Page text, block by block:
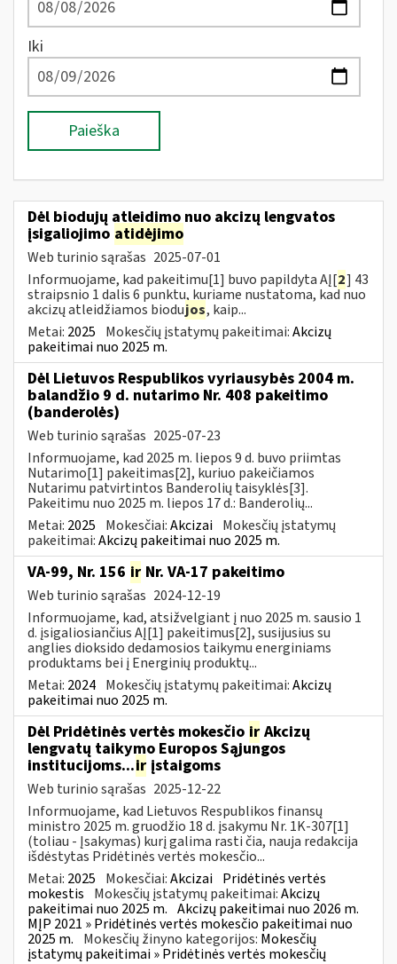
Iki
Paieška
Dėl biodujų atleidimo nuo akcizų lengvatos
įsigaliojimo atidėjimo
Web turinio sąrašas 2025-07-01
Informuojame, kad pakeitimu[1] buvo papildyta AĮ[2] 43
straipsnio 1 dalis 6 punktu, kuriame nustatoma, kad nuo
akcizų atleidžiamos biodujos, kaip...
Metai: 2025 Mokesčių įstatymų pakeitimai:Akcizų
pakeitimai nuo 2025 m.
Dėl Lietuvos Respublikos vyriausybės 2004 m.
balandžio 9 d. nutarimo Nr. 408 pakeitimo
(banderolės)
Web turinio sąrašas 2025-07-23
Informuojame, kad 2025 m. liepos 9 d. buvo priimtas
Nutarimo[1] pakeitimas[2], kuriuo pakeičiamos
Nutarimu patvirtintos Banderolių taisyklės[3].
Pakeitimu nuo 2025 m. liepos 17 d.: Banderolių...
Metai: 2025 Mokesčiai:Akcizai Mokesčių įstatymų
pakeitimai:Akcizų pakeitimai nuo 2025 m.
VA-99, Nr. 156 ir Nr. VA-17 pakeitimo
Web turinio sąrašas 2024-12-19
Informuojame, kad, atsižvelgiant į nuo 2025 m. sausio 1
d. įsigaliosiančius AĮ[1] pakeitimus[2], susijusius su
anglies dioksido dedamosios taikymu energiniams
produktams bei į Energinių produktų...
Metai: 2024 Mokesčių įstatymų pakeitimai:Akcizų
pakeitimai nuo 2025 m.
Dėl Pridėtinės vertės mokesčio ir Akcizų
lengvatų taikymo Europos Sąjungos
institucijoms...ir įstaigoms
Web turinio sąrašas 2025-12-22
Informuojame, kad Lietuvos Respublikos finansų
ministro 2025 m. gruodžio 18 d. įsakymu Nr. 1K-307[1]
(toliau - Įsakymas) kurį galima rasti čia, nauja redakcija
išdėstytas Pridėtinės vertės mokesčio...
Metai: 2025 Mokesčiai:Akcizai Pridėtinės vertės
mokestis Mokesčių įstatymų pakeitimai:Akcizų
pakeitimai nuo 2025 m. Akcizų pakeitimai nuo 2026 m.
MĮP 2021 » Pridėtinės vertės mokesčio pakeitimai nuo
2025 m. Mokesčių žinyno kategorijos: Mokesčių
įstatymų pakeitimai » Pridėtinės vertės mokesčių